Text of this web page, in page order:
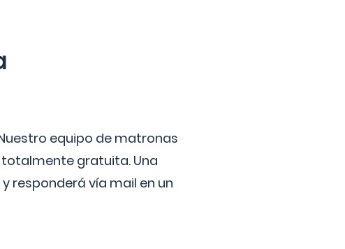
equipo de matronas
gratuita. Una
responderá vía mail en un